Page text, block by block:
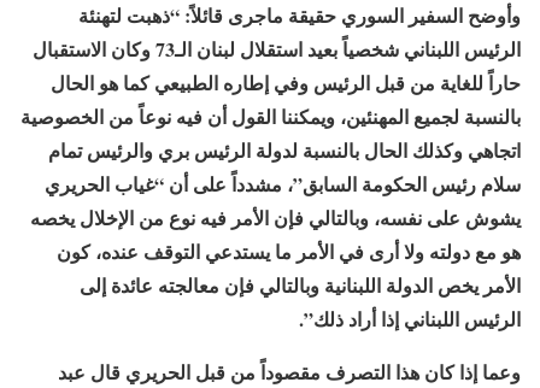
وأوضح السفير السوري حقيقة ماجرى قائلاً: “ذهبت لتهنئة
الرئيس اللبناني شخصياً بعيد استقلال لبنان الـ73 وكان الاستقبال
حاراً للغاية من قبل الرئيس وفي إطاره الطبيعي كما هو الحال
بالنسبة لجميع المهنئين، ويمكننا القول أن فيه نوعاً من الخصوصية
اتجاهي وكذلك الحال بالنسبة لدولة الرئيس بري والرئيس تمام
سلام رئيس الحكومة السابق”، مشدداً على أن “غياب الحريري
يشوش على نفسه، وبالتالي فإن اﻷمر فيه نوع من الإخلال يخصه
هو مع دولته ولا أرى في اﻷمر ما يستدعي التوقف عنده، كون
اﻷمر يخص الدولة اللبنانية وبالتالي فإن معالجته عائدة إلى
الرئيس اللبناني إذا أراد ذلك”.
وعما إذا كان هذا التصرف مقصوداً من قبل الحريري قال عبد